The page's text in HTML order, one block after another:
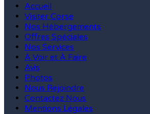
Accueil
Visiter Corse
Nos Hébergements
Offres Spéciales
Nos Services
À Voir et À Faire
Avis
Photos
Nous Rejoindre
Contactez Nous
Mentions Légales